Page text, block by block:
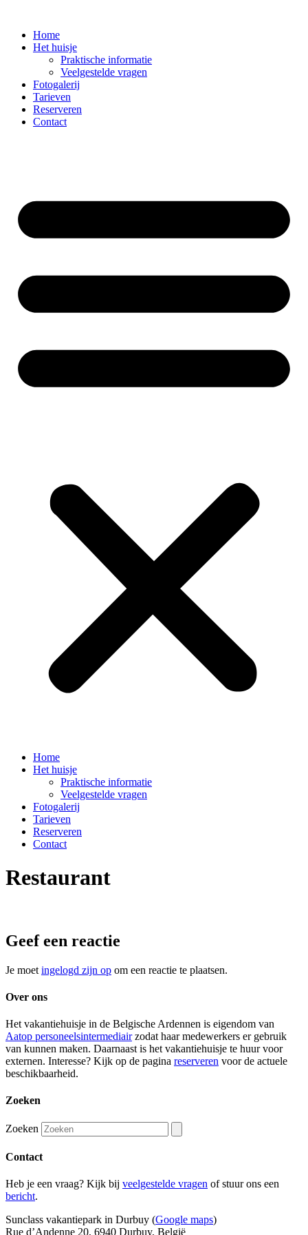
inhoud
Home
Het huisje
Praktische informatie
Veelgestelde vragen
Fotogalerij
Tarieven
Reserveren
Contact
Home
Het huisje
Praktische informatie
Veelgestelde vragen
Fotogalerij
Tarieven
Reserveren
Contact
Restaurant
Geef een reactie
Je moet ingelogd zijn op om een reactie te plaatsen.
Over ons
Het vakantiehuisje in de Belgische Ardennen is eigendom van
Aatop personeelsintermediairzodat haar medewerkers er gebruik
van kunnen maken. Daarnaast is het vakantiehuisje te huur voor
externen. Interesse? Kijk op de pagina reserveren voor de actuele
beschikbaarheid.
Zoeken
Zoeken
Contact
Heb je een vraag? Kijk bij veelgestelde vragen of stuur ons een
bericht.
Sunclass vakantiepark in Durbuy (Google maps)
Rue d’Andenne 20, 6940 Durbuy, België